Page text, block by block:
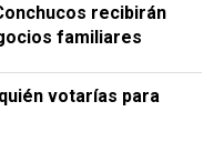
recibirán
familiares
votarías para